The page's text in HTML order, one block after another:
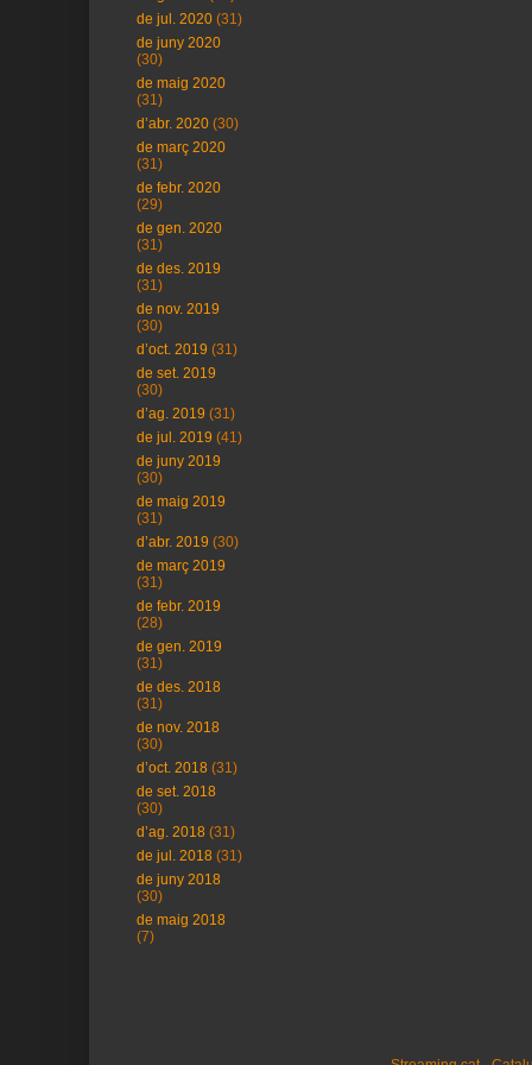
de jul. 2020 (31)
de juny 2020
(30)
de maig 2020
(31)
d’abr. 2020 (30)
de març 2020
(31)
de febr. 2020
(29)
de gen. 2020
(31)
de des. 2019
(31)
de nov. 2019
(30)
d’oct. 2019 (31)
de set. 2019
(30)
d’ag. 2019 (31)
de jul. 2019 (41)
de juny 2019
(30)
de maig 2019
(31)
d’abr. 2019 (30)
de març 2019
(31)
de febr. 2019
(28)
de gen. 2019
(31)
de des. 2018
(31)
de nov. 2018
(30)
d’oct. 2018 (31)
de set. 2018
(30)
d’ag. 2018 (31)
de jul. 2018 (31)
de juny 2018
(30)
de maig 2018
(7)